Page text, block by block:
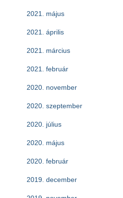
2021. május
2021. április
2021. március
2021. február
2020. november
2020. szeptember
2020. július
2020. május
2020. február
2019. december